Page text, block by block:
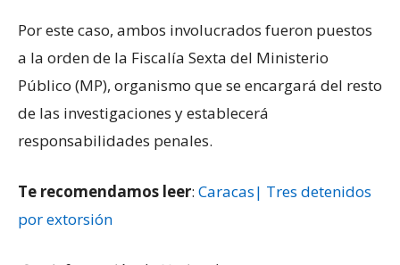
Por este caso, ambos involucrados fueron puestos
a la orden de la Fiscalía Sexta del Ministerio
Público (MP), organismo que se encargará del resto
de las investigaciones y establecerá
responsabilidades penales.
Te recomendamos leer: Caracas| Tres detenidos
por extorsión